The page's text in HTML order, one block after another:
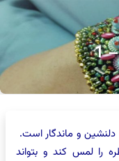
1
و ماندگار است.
را لمس کند و بتواند